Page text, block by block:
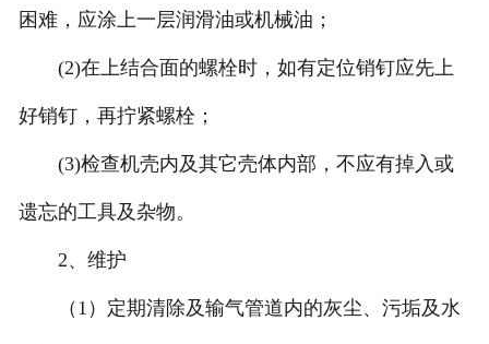
困难，应涂上一层润滑油或机械油；
(2)在上结合面的螺栓时，如有定位销钉应先上
好销钉，再拧紧螺栓；
(3)检查机壳内及其它壳体内部，不应有掉入或
遗忘的工具及杂物。
2、维护
（1）定期清除及输气管道内的灰尘、污垢及水